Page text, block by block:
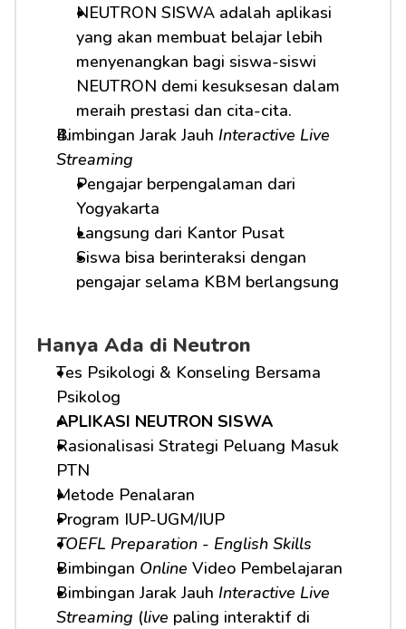
NEUTRON SISWA adalah aplikasi
yang akan membuat belajar lebih
menyenangkan bagi siswa-siswi
NEUTRON demi kesuksesan dalam
meraih prestasi dan cita-cita.
Bimbingan Jarak Jauh Interactive Live
Streaming
Pengajar berpengalaman dari
Yogyakarta
Langsung dari Kantor Pusat
Siswa bisa berinteraksi dengan
pengajar selama KBM berlangsung
Hanya Ada di Neutron
Tes Psikologi & Konseling Bersama
Psikolog
APLIKASI NEUTRON SISWA
Rasionalisasi Strategi Peluang Masuk
PTN
Metode Penalaran
Program IUP-UGM/IUP
TOEFL Preparation - English Skills
Bimbingan Online Video Pembelajaran
Bimbingan Jarak Jauh Interactive Live
Streaming (live paling interaktif di